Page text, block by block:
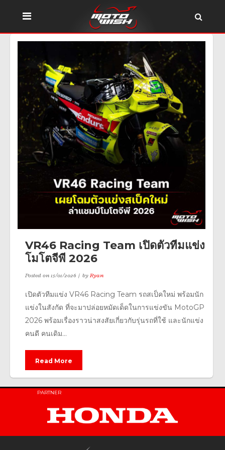
VR46 Racing Team เปิดตัวทีมแข่ง
โมโตจีพี 2026
Posted on15/01/2026 byRyan
เปิดตัวทีมแข่ง VR46 Racing Team รถสเป็คใหม่ พร้อมนัก
แข่งในสังกัด ที่จะมาปล่อยหมัดเด็ดในการแข่งขัน MotoGP
2026 พร้อมเรื่องราวน่าสงสัยเกี่ยวกับรุ่นรถที่ใช้ และนักแข่ง
คนดี คนเดิม...
Read More
PARTNER